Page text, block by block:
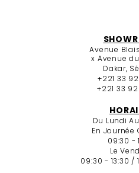
Avenue
x Avenue
Dakar,
+221 33
+221 33
Du Lundi
En Journée
09:30 -
Le
09:30 - 13:30 /